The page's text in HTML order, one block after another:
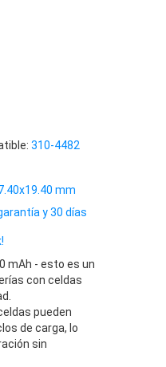
310-4482
mm
y 30 días
mAh - esto es un
con celdas
pueden
de carga, lo
sin